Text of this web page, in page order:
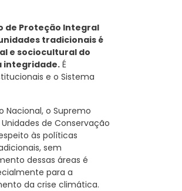
de Proteção Integral
tradicionais é
e sociocultural do
integridade.É
e o Sistema
Nacional, o Supremo
de Conservação
às políticas
sem
dessas áreas é
para a
da crise climática.